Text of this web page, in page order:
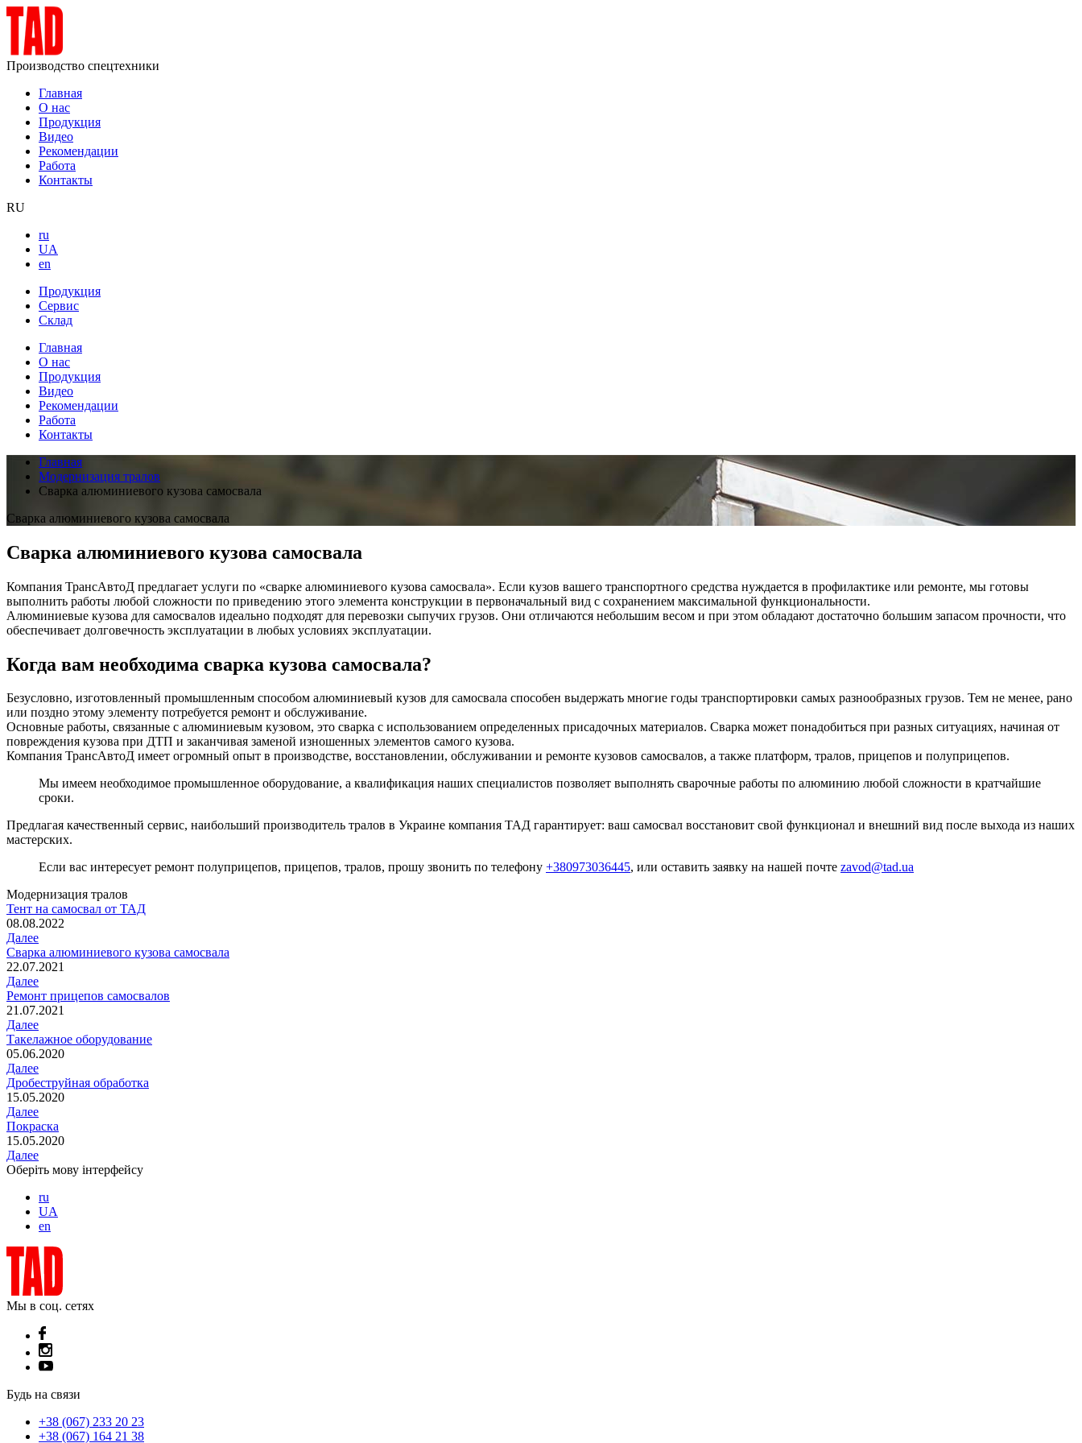
Производство спецтехники
Главная
О нас
Продукция
Видео
Рекомендации
Работа
Контакты
RU
ru
UA
en
Продукция
Сервис
Склад
Главная
О нас
Продукция
Видео
Рекомендации
Работа
Контакты
Главная
Модернизация тралов
Сварка алюминиевого кузова самосвала
Сварка алюминиевого кузова самосвала
Сварка алюминиевого кузова самосвала
Компания ТрансАвтоД предлагает услуги по «сварке алюминиевого кузова самосвала». Если кузов вашего транспортного средства нуждается в профилактике или ремонте, мы готовы
выполнить работы любой сложности по приведению этого элемента конструкции в первоначальный вид с сохранением максимальной функциональности.
Алюминиевые кузова для самосвалов идеально подходят для перевозки сыпучих грузов. Они отличаются небольшим весом и при этом обладают достаточно большим запасом прочности, что
обеспечивает долговечность эксплуатации в любых условиях эксплуатации.
Когда вам необходима сварка кузова самосвала?
Безусловно, изготовленный промышленным способом алюминиевый кузов для самосвала способен выдержать многие годы транспортировки самых разнообразных грузов. Тем не менее, рано
или поздно этому элементу потребуется ремонт и обслуживание.
Основные работы, связанные с алюминиевым кузовом, это сварка с использованием определенных присадочных материалов. Сварка может понадобиться при разных ситуациях, начиная от
повреждения кузова при ДТП и заканчивая заменой изношенных элементов самого кузова.
Компания ТрансАвтоД имеет огромный опыт в производстве, восстановлении, обслуживании и ремонте кузовов самосвалов, а также платформ, тралов, прицепов и полуприцепов.
Мы имеем необходимое промышленное оборудование, а квалификация наших специалистов позволяет выполнять сварочные работы по алюминию любой сложности в кратчайшие
сроки.
Предлагая качественный сервис, наибольший производитель тралов в Украине компания ТАД гарантирует: ваш самосвал восстановит свой функционал и внешний вид после выхода из наших
мастерских.
Если вас интересует ремонт полуприцепов, прицепов, тралов, прошу звонить по телефону +380973036445, или оставить заявку на нашей почте zavod@tad.ua
Модернизация тралов
Тент на самосвал от ТАД
08.08.2022
Далее
Сварка алюминиевого кузова самосвала
22.07.2021
Далее
Ремонт прицепов самосвалов
21.07.2021
Далее
Такелажное оборудование
05.06.2020
Далее
Дробеструйная обработка
15.05.2020
Далее
Покраска
15.05.2020
Далее
Оберіть мову інтерфейсу
ru
UA
en
Мы в соц. сетях
Будь на связи
+38 (067) 233 20 23
+38 (067) 164 21 38